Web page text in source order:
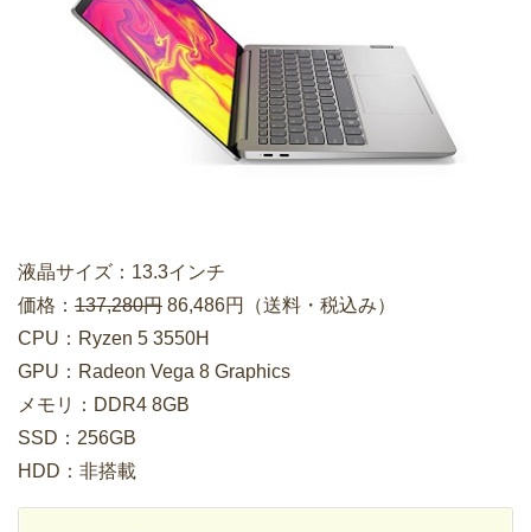
液晶サイズ：13.3インチ
価格： 137,280円 86,486円（送料・税込み）
CPU：Ryzen 5 3550H
GPU：Radeon Vega 8 Graphics
メモリ：DDR4 8GB
SSD：256GB
HDD：非搭載